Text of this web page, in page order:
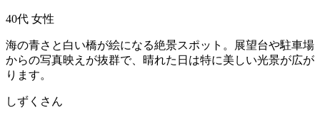
40代 女性
海の青さと白い橋が絵になる絶景スポット。展望台や駐車場
からの写真映えが抜群で、晴れた日は特に美しい光景が広が
ります。
しずくさん